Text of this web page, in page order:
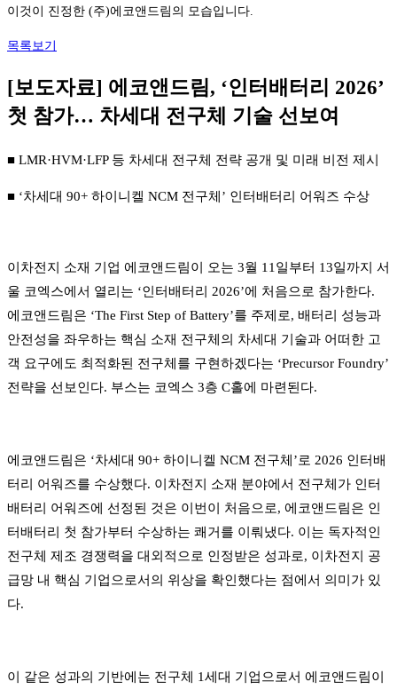
이것이 진정한 (주)에코앤드림의 모습입니다.
목록보기
[보도자료] 에코앤드림, ‘인터배터리 2026’
첫 참가… 차세대 전구체 기술 선보여
■ LMR·HVM·LFP 등 차세대 전구체 전략 공개 및 미래 비전 제시
■ ‘차세대 90+ 하이니켈 NCM 전구체’ 인터배터리 어워즈 수상
이차전지 소재 기업 에코앤드림이 오는 3월 11일부터 13일까지 서
울 코엑스에서 열리는 ‘인터배터리 2026’에 처음으로 참가한다.
에코앤드림은 ‘The First Step of Battery’를 주제로, 배터리 성능과
안전성을 좌우하는 핵심 소재 전구체의 차세대 기술과 어떠한 고
객 요구에도 최적화된 전구체를 구현하겠다는 ‘Precursor Foundry’
전략을 선보인다. 부스는 코엑스 3층 C홀에 마련된다.
에코앤드림은 ‘차세대 90+ 하이니켈 NCM 전구체’로 2026 인터배
터리 어워즈를 수상했다. 이차전지 소재 분야에서 전구체가 인터
배터리 어워즈에 선정된 것은 이번이 처음으로, 에코앤드림은 인
터배터리 첫 참가부터 수상하는 쾌거를 이뤄냈다. 이는 독자적인
전구체 제조 경쟁력을 대외적으로 인정받은 성과로, 이차전지 공
급망 내 핵심 기업으로서의 위상을 확인했다는 점에서 의미가 있
다.
이 같은 성과의 기반에는 전구체 1세대 기업으로서 에코앤드림이